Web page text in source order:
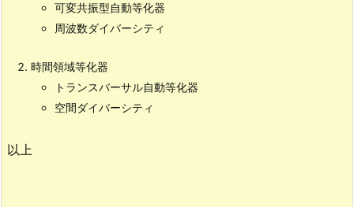
可変共振型自動等化器
周波数ダイバーシティ
時間領域等化器
トランスバーサル自動等化器
空間ダイバーシティ
以上